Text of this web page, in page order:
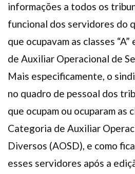
informações a todos os
funcional dos servidores do
que ocupavam as classes
de Auxiliar Operacional de
Mais especificamente, o
no quadro de pessoal dos
que ocupam ou ocuparam as
Categoria de Auxiliar
Diversos (AOSD), e como
esses servidores após a